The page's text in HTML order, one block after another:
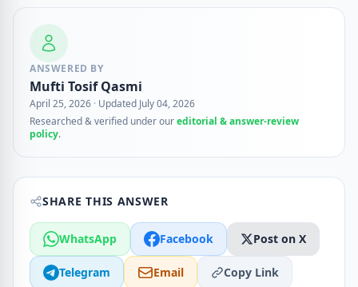
ANSWERED BY
Mufti Tosif Qasmi
April 25, 2026 · Updated July 04, 2026
Researched & verified under oureditorial & answer-review
policy.
SHARE THIS ANSWER
WhatsApp Facebook Post on X
Telegram Email Copy Link